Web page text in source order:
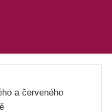
a červeného